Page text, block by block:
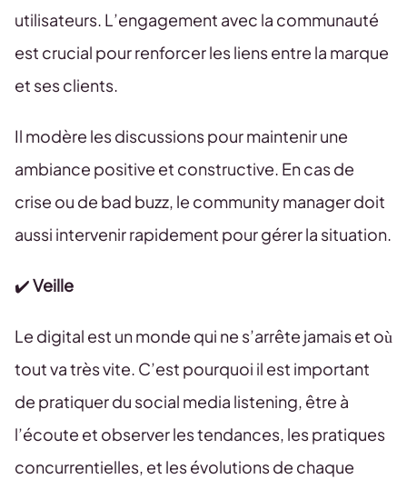
utilisateurs. L’engagement avec la communauté
est crucial pour renforcer les liens entre la marque
et ses clients.
Il modère les discussions pour maintenir une
ambiance positive et constructive. En cas de
crise ou de bad buzz, le community manager doit
aussi intervenir rapidement pour gérer la situation.
✔️Veille
Le digital est un monde qui ne s’arrête jamais et où
tout va très vite. C’est pourquoi il est important
de pratiquer du social media listening, être à
l’écoute et observer les tendances, les pratiques
concurrentielles, et les évolutions de chaque